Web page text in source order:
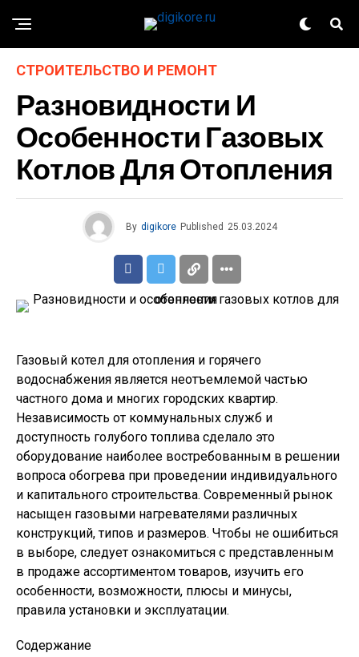
СТРОИТЕЛЬСТВО И РЕМОНТ
Разновидности И
Особенности Газовых
Котлов Для Отопления
By digikore Published 25.03.2024
Газовый котел для отопления и горячего
водоснабжения является неотъемлемой частью
частного дома и многих городских квартир.
Независимость от коммунальных служб и
доступность голубого топлива сделало это
оборудование наиболее востребованным в решении
вопроса обогрева при проведении индивидуального
и капитального строительства. Современный рынок
насыщен газовыми нагревателями различных
конструкций, типов и размеров. Чтобы не ошибиться
в выборе, следует ознакомиться с представленным
в продаже ассортиментом товаров, изучить его
особенности, возможности, плюсы и минусы,
правила установки и эксплуатации.
Содержание